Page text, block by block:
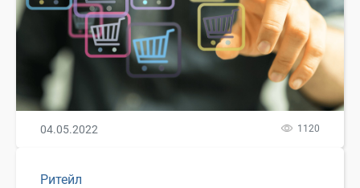
04.05.2022 1120
Ритейл